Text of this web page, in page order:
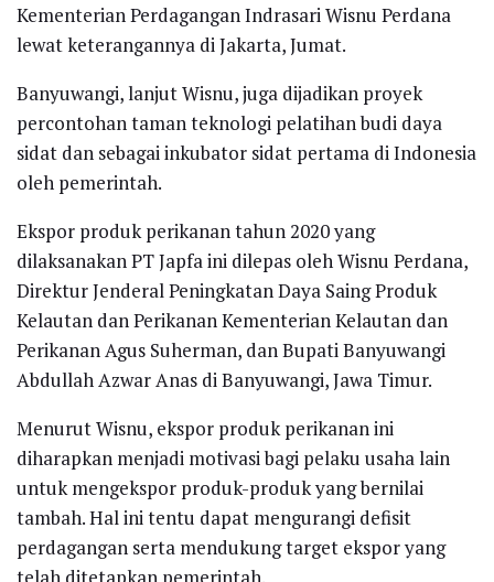
Kementerian Perdagangan Indrasari Wisnu Perdana
lewat keterangannya di Jakarta, Jumat.
Banyuwangi, lanjut Wisnu, juga dijadikan proyek
percontohan taman teknologi pelatihan budi daya
sidat dan sebagai inkubator sidat pertama di Indonesia
oleh pemerintah.
Ekspor produk perikanan tahun 2020 yang
dilaksanakan PT Japfa ini dilepas oleh Wisnu Perdana,
Direktur Jenderal Peningkatan Daya Saing Produk
Kelautan dan Perikanan Kementerian Kelautan dan
Perikanan Agus Suherman, dan Bupati Banyuwangi
Abdullah Azwar Anas di Banyuwangi, Jawa Timur.
Menurut Wisnu, ekspor produk perikanan ini
diharapkan menjadi motivasi bagi pelaku usaha lain
untuk mengekspor produk-produk yang bernilai
tambah. Hal ini tentu dapat mengurangi defisit
perdagangan serta mendukung target ekspor yang